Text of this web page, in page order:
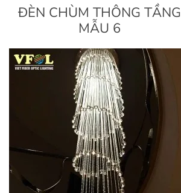
ĐÈN CHÙM THÔNG TẦNG
MẪU 6